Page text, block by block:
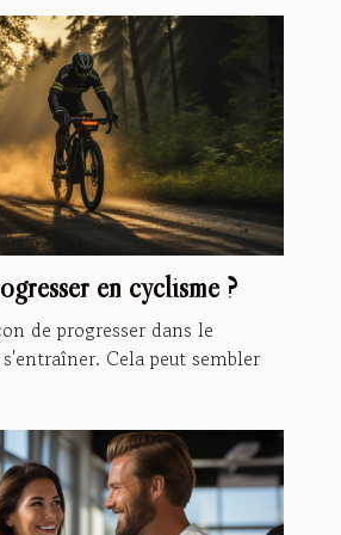
en cyclisme ?
de progresser dans le
Cela peut sembler